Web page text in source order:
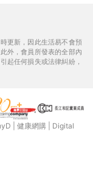
更新，因此生活易不會預
外，會員所發表的全部內
起任何損失或法律糾紛，
健康網購
Digital